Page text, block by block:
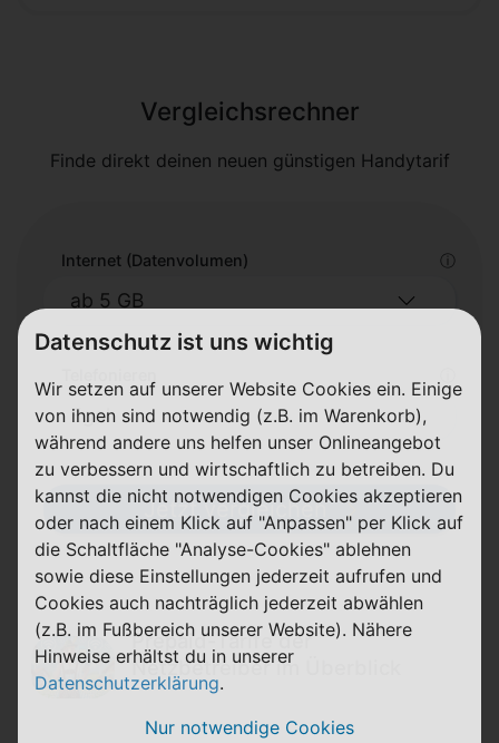
Vergleichsrechner
Finde direkt deinen neuen günstigen Handytarif
Internet (Datenvolumen) ⓘ
Jetzt vergleichen
Prepaid-Tarife der
Netzbetreiber im Überblick
Datenschutz ist uns wichtig
Wir setzen auf unserer Website Cookies ein. Einige
von ihnen sind notwendig (z.B. im Warenkorb),
während andere uns helfen unser Onlineangebot
zu verbessern und wirtschaftlich zu betreiben. Du
kannst die nicht notwendigen Cookies akzeptieren
oder nach einem Klick auf "Anpassen" per Klick auf
die Schaltfläche "Analyse-Cookies" ablehnen
sowie diese Einstellungen jederzeit aufrufen und
Cookies auch nachträglich jederzeit abwählen
(z.B. im Fußbereich unserer Website). Nähere
Hinweise erhältst du in unserer
Datenschutzerklärung.
Nur notwendige Cookies